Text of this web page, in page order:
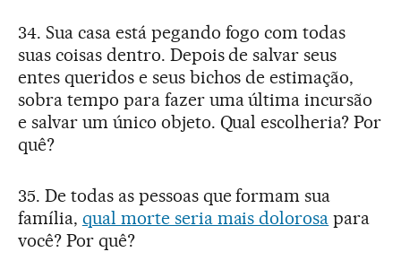
34. Sua casa está pegando fogo com todas
suas coisas dentro. Depois de salvar seus
entes queridos e seus bichos de estimação,
sobra tempo para fazer uma última incursão
e salvar um único objeto. Qual escolheria? Por
quê?
35. De todas as pessoas que formam sua
família, qual morte seria mais dolorosa para
você? Por quê?